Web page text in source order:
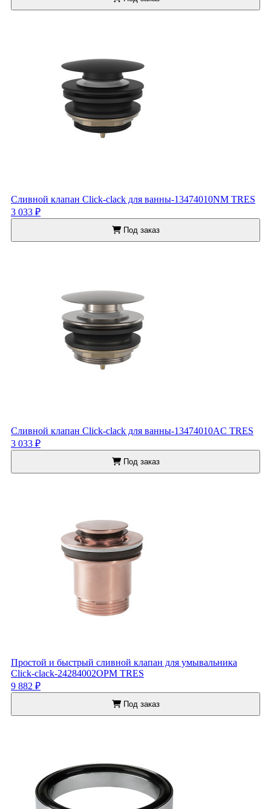
Сливной клапан Click-clack для ванны-13474010NM TRES
3 033 ₽
Под заказ
Сливной клапан Click-clack для ванны-13474010AC TRES
3 033 ₽
Под заказ
Простой и быстрый сливной клапан для умывальника
Click-clack-24284002OPM TRES
9 882 ₽
Под заказ